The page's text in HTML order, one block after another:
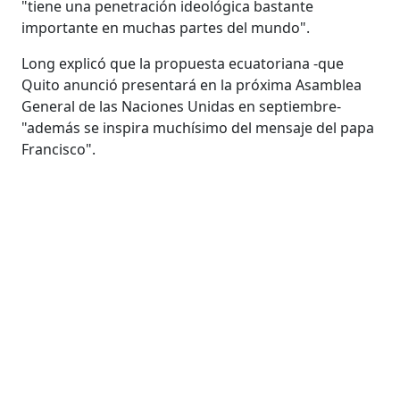
"tiene una penetración ideológica bastante
importante en muchas partes del mundo".
Long explicó que la propuesta ecuatoriana -que
Quito anunció presentará en la próxima Asamblea
General de las Naciones Unidas en septiembre-
"además se inspira muchísimo del mensaje del papa
Francisco".